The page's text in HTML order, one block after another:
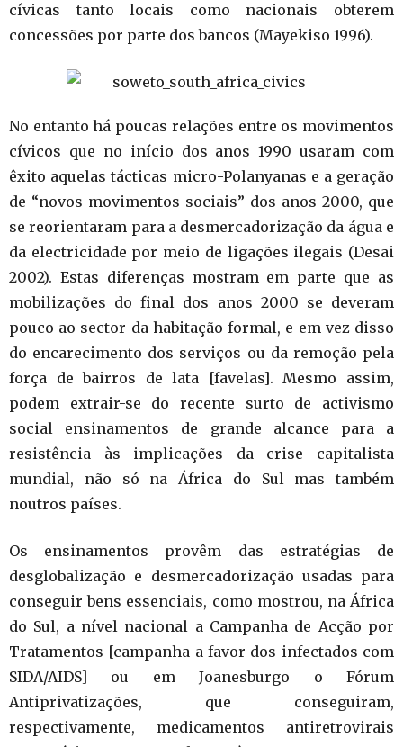
cívicas tanto locais como nacionais obterem
concessões por parte dos bancos (Mayekiso 1996).
No entanto há poucas relações entre os movimentos
cívicos que no início dos anos 1990 usaram com
êxito aquelas tácticas micro-Polanyanas e a geração
de “novos movimentos sociais” dos anos 2000, que
se reorientaram para a desmercadorização da água e
da electricidade por meio de ligações ilegais (Desai
2002). Estas diferenças mostram em parte que as
mobilizações do final dos anos 2000 se deveram
pouco ao sector da habitação formal, e em vez disso
do encarecimento dos serviços ou da remoção pela
força de bairros de lata [favelas]. Mesmo assim,
podem extrair-se do recente surto de activismo
social ensinamentos de grande alcance para a
resistência às implicações da crise capitalista
mundial, não só na África do Sul mas também
noutros países.
Os ensinamentos provêm das estratégias de
desglobalização e desmercadorização usadas para
conseguir bens essenciais, como mostrou, na África
do Sul, a nível nacional a Campanha de Acção por
Tratamentos [campanha a favor dos infectados com
SIDA/AIDS] ou em Joanesburgo o Fórum
Antiprivatizações, que conseguiram,
respectivamente, medicamentos antiretrovirais